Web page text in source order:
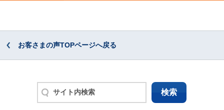
お客さまの声TOPページへ戻る